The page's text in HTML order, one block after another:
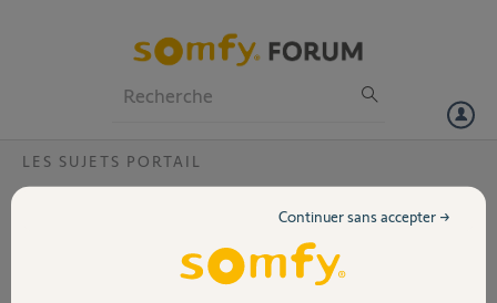
Volet
LES SUJETS PORTAIL
Mon visiophone V400 RTS ne fonctionne
Mon visiophone V400 RTS ne déclenche plus l'ouverture de mon
portail SGA 600. Seule la télécommande à distance déclenche
Continuer sans accepter →